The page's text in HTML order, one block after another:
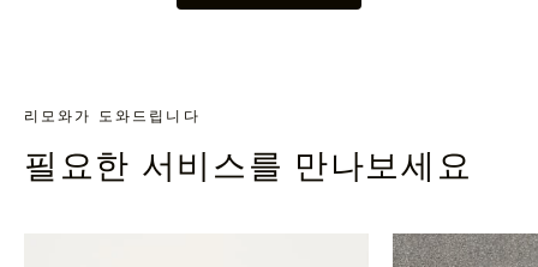
리모와가 도와드립니다
필요한 서비스를 만나보세요